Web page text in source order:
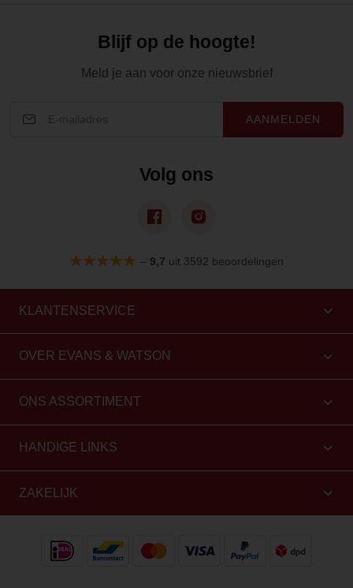
Blijf op de hoogte!
Meld je aan voor onze nieuwsbrief
AANMELDEN
Volg ons
– 9,7 uit 3592 beoordelingen
KLANTENSERVICE
OVER EVANS & WATSON
ONS ASSORTIMENT
HANDIGE LINKS
ZAKELIJK